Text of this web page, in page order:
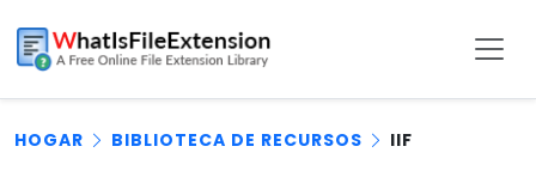
HOGAR BIBLIOTECA DE RECURSOS IIF